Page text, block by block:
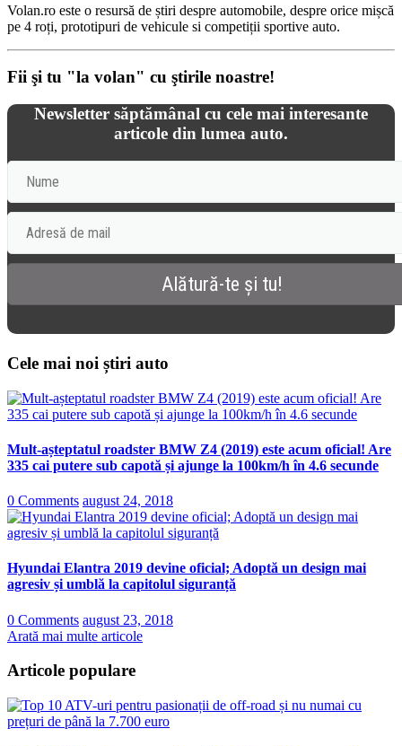
Volan.ro este o resursă de știri despre automobile, despre orice mișcă
pe 4 roți, prototipuri de vehicule si competiții sportive auto.
Fii şi tu "la volan" cu ştirile noastre!
Newsletter săptămânal cu cele mai interesante
articole din lumea auto.
Cele mai noi știri auto
Mult-așteptatul roadster BMW Z4 (2019) este acum oficial! Are
335 cai putere sub capotă și ajunge la 100km/h în 4.6 secunde
0 Comments august 24, 2018
Hyundai Elantra 2019 devine oficial; Adoptă un design mai
agresiv și umblă la capitolul siguranță
0 Comments august 23, 2018
Arată mai multe articole
Articole populare